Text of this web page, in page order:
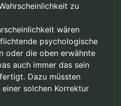
sich am besten als
und populistisch
zur Sicherungsverwahrung
Fallzahlen schwerer
weiter verschärft und die
auch immer öfter
könnte meinen, daß das
als
durch die Hintertür”
zu
wären
psychologische
oder die oben erwähnte
auch immer das sein
Dazu müssten
solchen Korrektur